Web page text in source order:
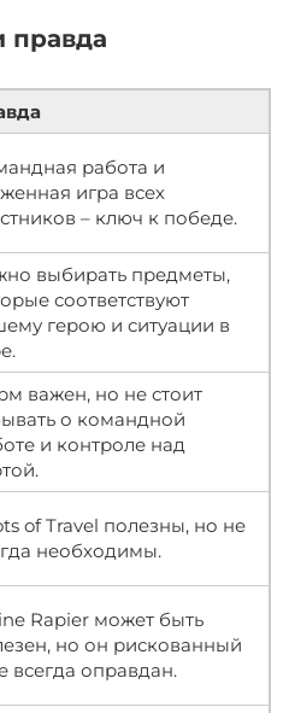
правда
работа и
игра всех
– ключ к победе.
выбирать предметы,
соответствуют
герою и ситуации в
важен, но не стоит
о командной
и контроле над
of Travel полезны, но не
необходимы.
Rapier может быть
но он рискованный
всегда оправдан.